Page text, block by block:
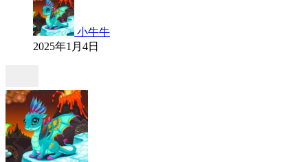
小牛牛
2025年1月4日